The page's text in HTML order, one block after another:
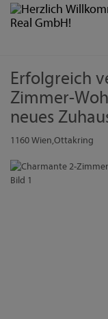
Erfolgreich
Zimmer-
neues
1160 Wien,Ottakring